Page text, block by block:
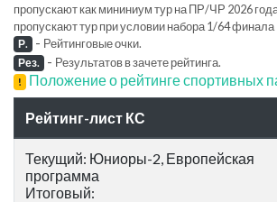
пропускают как мининиум тур на ПР/ЧР 2026
пропускают тур при условии набора 1/64 финала
Р. - Рейтинговые очки.
Рез. - Результатов в зачете рейтинга.
! Положение о рейтинге спортивных
Рейтинг-лист КС
Текущий: Юниоры-2, Европейская
программа
Итоговый: